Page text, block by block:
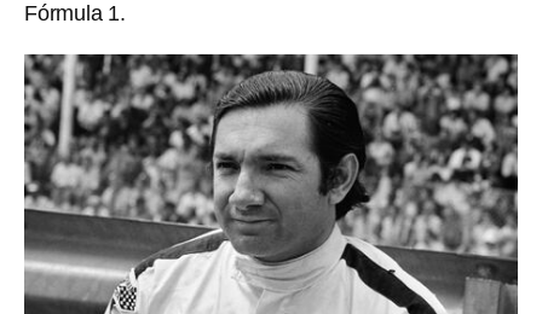
Fórmula 1.